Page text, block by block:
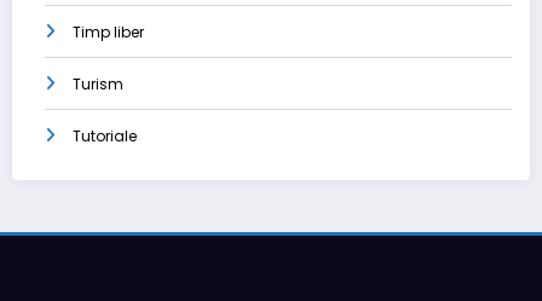
Timp liber
Turism
Tutoriale